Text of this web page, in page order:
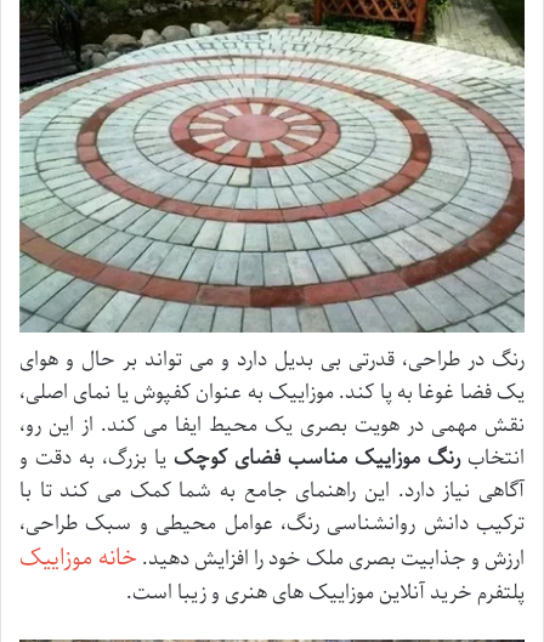
رنگ در طراحی، قدرتی بی بدیل دارد و می تواند بر حال و هوای
یک فضا غوغا به پا کند. موزاییک به عنوان کفپوش یا نمای اصلی،
نقش مهمی در هویت بصری یک محیط ایفا می کند. از این رو،
انتخابرنگ موزاییک مناسب فضای کوچک یا بزرگ، به دقت و
آگاهی نیاز دارد. این راهنمای جامع به شما کمک می کند تا با
ترکیب دانش روانشناسی رنگ، عوامل محیطی و سبک طراحی،
ارزش و جذابیت بصری ملک خود را افزایش دهید. خانه موزاییک
پلتفرم خرید آنلاین موزاییک های هنری و زیبا است.